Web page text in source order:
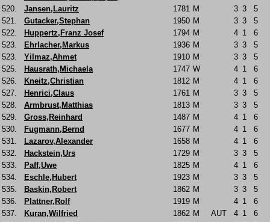
520.
Jansen,Lauritz 1781 M 3 3
5
521.
Gutacker,Stephan 1950 M 3 3
5
522.
Huppertz,Franz Josef 1794 M 4 1
6
523.
Ehrlacher,Markus 1936 M 3 3
5
523.
Yilmaz,Ahmet 1910 M 3 3
5
525.
Hausrath,Michaela 1747 W 4 1
6
526.
Kneitz,Christian 1812 M 4 1
6
527.
Henrici,Claus 1761 M 3 3
5
528.
Armbrust,Matthias 1813 M 3 3
5
529.
Gross,Reinhard 1487 M 4 1
6
530.
Fugmann,Bernd 1677 M 4 1
6
531.
Lazarov,Alexander 1658 M 4 1
6
532.
Hackstein,Urs 1729 M 3 3
5
533.
Paff,Uwe 1825 M 4 1
6
534.
Eschle,Hubert 1923 M 3 3
5
535.
Baskin,Robert 1862 M 3 3
5
536.
Plattner,Rolf 1919 M 4 1
6
537.
Kuran,Wilfried 1862 M AUT 4 1
6